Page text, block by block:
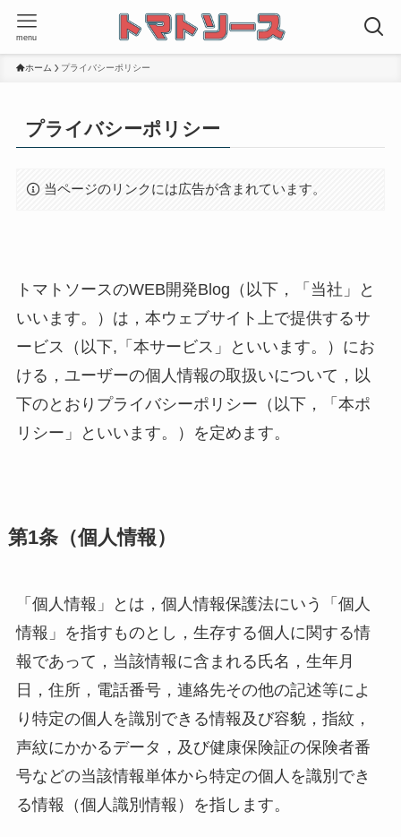
menu
ホーム プライバシーポリシー
プライバシーポリシー
当ページのリンクには広告が含まれています。
トマトソースのWEB開発Blog（以下，「当社」と
いいます。）は，本ウェブサイト上で提供するサ
ービス（以下,「本サービス」といいます。）にお
ける，ユーザーの個人情報の取扱いについて，以
下のとおりプライバシーポリシー（以下，「本ポ
リシー」といいます。）を定めます。
第1条（個人情報）
「個人情報」とは，個人情報保護法にいう「個人
情報」を指すものとし，生存する個人に関する情
報であって，当該情報に含まれる氏名，生年月
日，住所，電話番号，連絡先その他の記述等によ
り特定の個人を識別できる情報及び容貌，指紋，
声紋にかかるデータ，及び健康保険証の保険者番
号などの当該情報単体から特定の個人を識別でき
る情報（個人識別情報）を指します。